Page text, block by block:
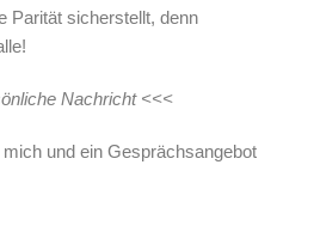
Parität sicherstellt, denn
Nachricht <<<
und ein Gesprächsangebot